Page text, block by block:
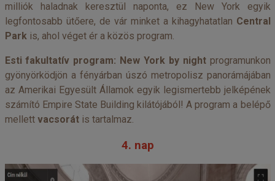
milliók haladnak keresztül naponta, ez New York egyik
legfontosabb ütőere, de vár minket a kihagyhatatlan Central
Parkis, ahol véget ér a közös program.
Esti fakultatív program: New York by nightprogramunkon
gyönyörködjön a fényárban úszó metropolisz panorámájában
az Amerikai Egyesült Államok egyik legismertebb jelképének
számító Empire State Building kilátójából! A program a belépő
mellett vacsorát is tartalmaz.
4. nap